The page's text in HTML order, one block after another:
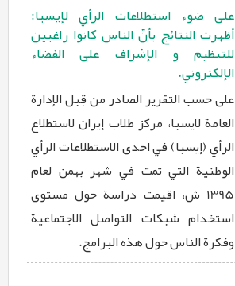
علی ضوء استطلاعات الرأي لإیسبا:
أظهرت النتائج بأنّ الناس کانوا راغبین
للتنظیم و الإشراف علی الفضاء
الإلکتروني.
علی حسب التقرير الصادر من قِبل الإدارة
العامة لايسبا، مركز طلاب إيران لاستطلاع
الرأي (إيسبا) في احدى الاستطلاعات الرأي
الوطنية التي تمت في شهر بهمن لعام
1395 ش، اقيمت دراسة حول مستوى
استخدام شبكات التواصل الاجتماعية
وفكرة الناس حول هذه البرامج.